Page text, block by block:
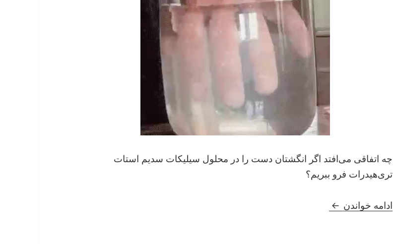
چه اتفاقی می‌افتد اگر انگشتان دست را در محلول سیلیکات سدیم استات
تری‌هیدرات فرو ببریم؟
ادامه خواندن دست هیولایی با مواد شیمیایی